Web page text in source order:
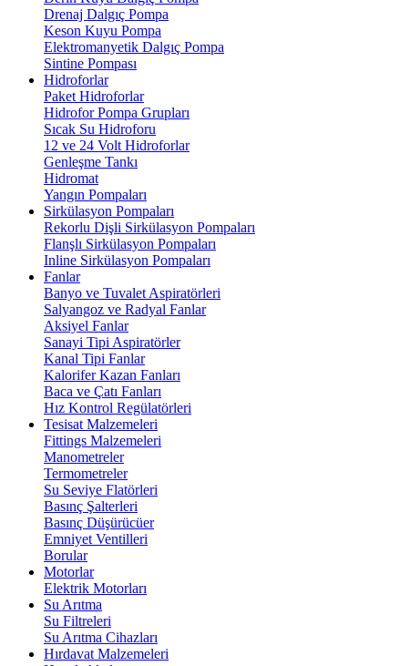
Drenaj Dalgıç Pompa
Keson Kuyu Pompa
Elektromanyetik Dalgıç Pompa
Sintine Pompası
Hidroforlar
Paket Hidroforlar
Hidrofor Pompa Grupları
Sıcak Su Hidroforu
12 ve 24 Volt Hidroforlar
Genleşme Tankı
Hidromat
Yangın Pompaları
Sirkülasyon Pompaları
Rekorlu Dişli Sirkülasyon Pompaları
Flanşlı Sirkülasyon Pompaları
Inline Sirkülasyon Pompaları
Fanlar
Banyo ve Tuvalet Aspiratörleri
Salyangoz ve Radyal Fanlar
Aksiyel Fanlar
Sanayi Tipi Aspiratörler
Kanal Tipi Fanlar
Kalorifer Kazan Fanları
Baca ve Çatı Fanları
Hız Kontrol Regülatörleri
Tesisat Malzemeleri
Fittings Malzemeleri
Manometreler
Termometreler
Su Seviye Flatörleri
Basınç Şalterleri
Basınç Düşürücüer
Emniyet Ventilleri
Borular
Motorlar
Elektrik Motorları
Su Arıtma
Su Filtreleri
Su Arıtma Cihazları
Hırdavat Malzemeleri